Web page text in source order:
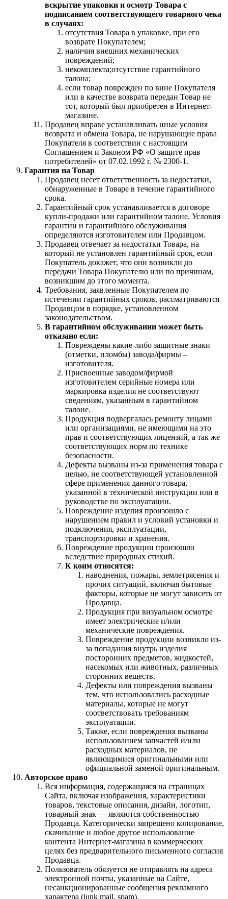
вскрытие упаковки и осмотр Товара с
подписанием соответствующего товарного чека
в случаях:
отсутствия Товара в упаковке, при его
возврате Покупателем;
наличия внешних механических
повреждений;
некомплекта;отсутствие гарантийного
талона;
если товар поврежден по вине Покупателя
или в качестве возврата передан Товар не
тот, который был приобретен в Интернет-
магазине.
Продавец вправе устанавливать иные условия
возврата и обмена Товара, не нарушающие права
Покупателя в соответствии с настоящим
Соглашением и Законом РФ «О защите прав
потребителей» от 07.02.1992 г. № 2300-1.
Гарантия на Товар
Продавец несет ответственность за недостатки,
обнаруженные в Товаре в течение гарантийного
срока.
Гарантийный срок устанавливается в договоре
купли-продажи или гарантийном талоне. Условия
гарантии и гарантийного обслуживания
определяются изготовителем или Продавцом.
Продавец отвечает за недостатки Товара, на
который не установлен гарантийный срок, если
Покупатель докажет, что они возникли до
передачи Товара Покупателю или по причинам,
возникшим до этого момента.
Требования, заявленные Покупателем по
истечении гарантийных сроков, рассматриваются
Продавцом в порядке, установленном
законодательством.
В гарантийном обслуживании может быть
отказано если:
Повреждены какие-либо защитные знаки
(отметки, пломбы) завода/фирмы –
изготовителя.
Присвоенные заводом/фирмой
изготовителем серийные номера или
маркировка изделия не соответствуют
сведениям, указанным в гарантийном
талоне.
Продукция подвергалась ремонту лицами
или организациями, не имеющими на это
прав и соответствующих лицензий, а так же
соответствующих норм по технике
безопасности.
Дефекты вызваны из-за применения товара с
целью, не соответствующей установленной
сфере применения данного товара,
указанной в технической инструкции или в
руководстве по эксплуатации.
Повреждение изделия произошло с
нарушением правил и условий установки и
подключения, эксплуатации,
транспортировки и хранения.
Повреждение продукции произошло
вследствие природных стихий.
К коим относятся:
наводнения, пожары, землетрясения и
прочих ситуаций, включая бытовые
факторы, которые не могут зависеть от
Продавца.
Продукция при визуальном осмотре
имеет электрические и/или
механические повреждения.
Повреждение продукции возникло из-
за попадания внутрь изделия
посторонних предметов, жидкостей,
насекомых или животных, различных
сторонних веществ.
Дефекты или повреждения вызваны
тем, что использовались расходные
материалы, которые не могут
соответствовать требованиям
эксплуатации.
Также, если повреждения вызваны
использованием запчастей и/или
расходных материалов, не
являющимися оригинальными или
официальной заменой оригинальным.
Авторское право
Вся информация, содержащаяся на страницах
Сайта, включая изображения, характеристики
товаров, текстовые описания, дизайн, логотип,
товарный знак — являются собственностью
Продавца. Категорически запрещено копирование,
скачивание и любое другое использование
контента Интернет-магазина в коммерческих
целях без предварительного письменного согласия
Продавца.
Пользователь обязуется не отправлять на адреса
электронной почты, указанные на Сайте,
несанкционированные сообщения рекламного
характера (junk mail, spam).